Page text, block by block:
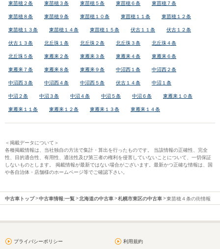
東苗穂２条 東苗穂３条 東苗穂５条 東苗穂６条 東苗穂７条
東苗穂８条 東苗穂９条 東苗穂１０条 東苗穂１１条 東苗穂１２条
東苗穂１３条 東苗穂１４条 東苗穂１５条 伏古１１条 伏古１２条
伏古１３条 北丘珠１条 北丘珠２条 北丘珠３条 北丘珠４条
北丘珠５条 東雁来２条 東雁来３条 東雁来４条 東雁来６条
東雁来７条 東雁来８条 東雁来９条 中沼西１条 中沼西２条
中沼西３条 中沼西４条 中沼西５条 伏古１４条 中沼１条
中沼２条 中沼３条 中沼４条 中沼５条 中沼６条 東雁来１０条
東雁来１１条 東雁来１２条 東雁来１３条 東雁来１４条
＜掲載データについて＞
各種掲載情報は、当社独自の方法で集計・算出を行ったものです。 当該情報の正確性、完全
性、目的適合性、有用性、適法性及び第三者の権利を侵害していないことについて、一切保証
しないものとします。 掲載情報が最新ではない場合がございます。最新かつ正確な情報は、国
や各自治体・店舗様のホームページ等でご確認下さい。
中古車トップ 中古車情報:一覧 北海道の中古車 札幌市東区の中古車 東苗穂４条の街情報
プライバシーポリシー 利用規約